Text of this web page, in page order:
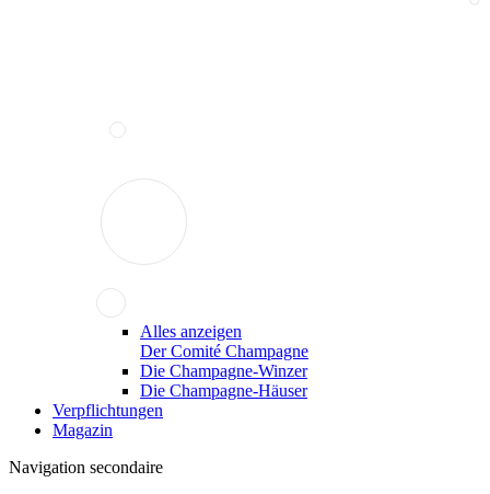
Alles anzeigen
Der Comité Champagne
Die Champagne-Winzer
Die Champagne-Häuser
Verpflichtungen
Magazin
Navigation secondaire